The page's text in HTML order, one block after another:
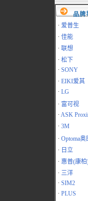
品牌
· 爱普生
· 佳能
· 联想
· 松下
· SONY
· EIKI爱其
· LG
· 富可视
· ASK
· 3M
· Optoma奥
· 日立
· 惠普(康柏
· 三洋
· SIM2
· PLUS